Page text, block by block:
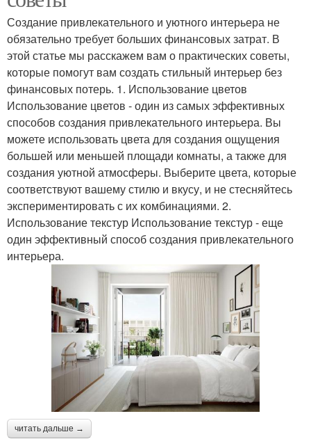
Создание привлекательного и уютного интерьера не
обязательно требует больших финансовых затрат. В
этой статье мы расскажем вам о практических советы,
которые помогут вам создать стильный интерьер без
финансовых потерь. 1. Использование цветов
Использование цветов - один из самых эффективных
способов создания привлекательного интерьера. Вы
можете использовать цвета для создания ощущения
большей или меньшей площади комнаты, а также для
создания уютной атмосферы. Выберите цвета, которые
соответствуют вашему стилю и вкусу, и не стесняйтесь
экспериментировать с их комбинациями. 2.
Использование текстур Использование текстур - еще
один эффективный способ создания привлекательного
интерьера.
читать дальше →